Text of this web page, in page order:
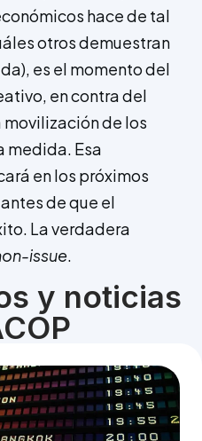
hace de tal
otros demuestran
es el momento del
en contra del
de los
medida. Esa
en los próximos
de que el
La verdadera
issue.
y noticias